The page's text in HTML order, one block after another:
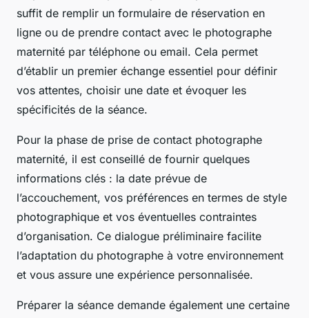
suffit de remplir un formulaire de réservation en
ligne ou de prendre contact avec le photographe
maternité par téléphone ou email. Cela permet
d’établir un premier échange essentiel pour définir
vos attentes, choisir une date et évoquer les
spécificités de la séance.
Pour la phase de prise de contact photographe
maternité, il est conseillé de fournir quelques
informations clés : la date prévue de
l’accouchement, vos préférences en termes de style
photographique et vos éventuelles contraintes
d’organisation. Ce dialogue préliminaire facilite
l’adaptation du photographe à votre environnement
et vous assure une expérience personnalisée.
Préparer la séance demande également une certaine